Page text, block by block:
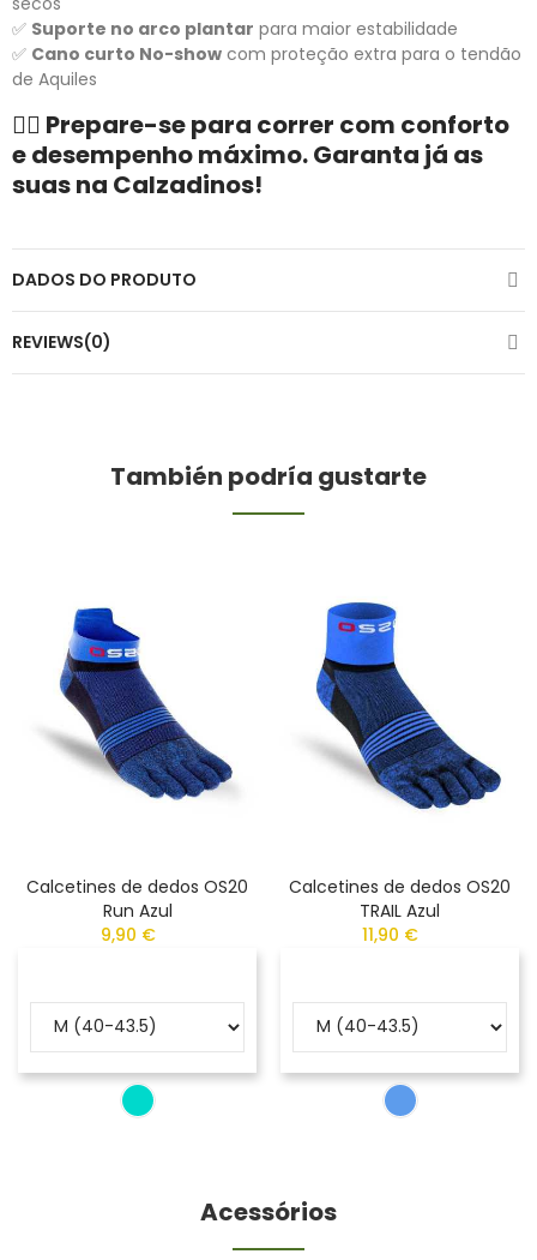
✅ Suporte no arco plantar para maior estabilidade
✅ Cano curto No-show com proteção extra para o tendão
de Aquiles
🏃‍♂️ Prepare-se para correr com conforto
e desempenho máximo. Garanta já as
suas na Calzadinos!
DADOS DO PRODUTO
REVIEWS(0)
También podría gustarte
Calcetines de dedos OS20
Run Azul
9,90 €
Calcetines de dedos OS20
TRAIL Azul
11,90 €
Acessórios